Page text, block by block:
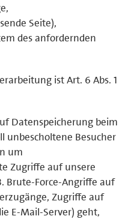
Seite),
des anfordernden
ist Art. 6 Abs. 1
Datenspeicherung beim
unbescholtene Besucher
um
Zugriffe auf unsere
Brute-Force-Angriffe auf
Zugriffe auf
E-Mail-Server) geht,